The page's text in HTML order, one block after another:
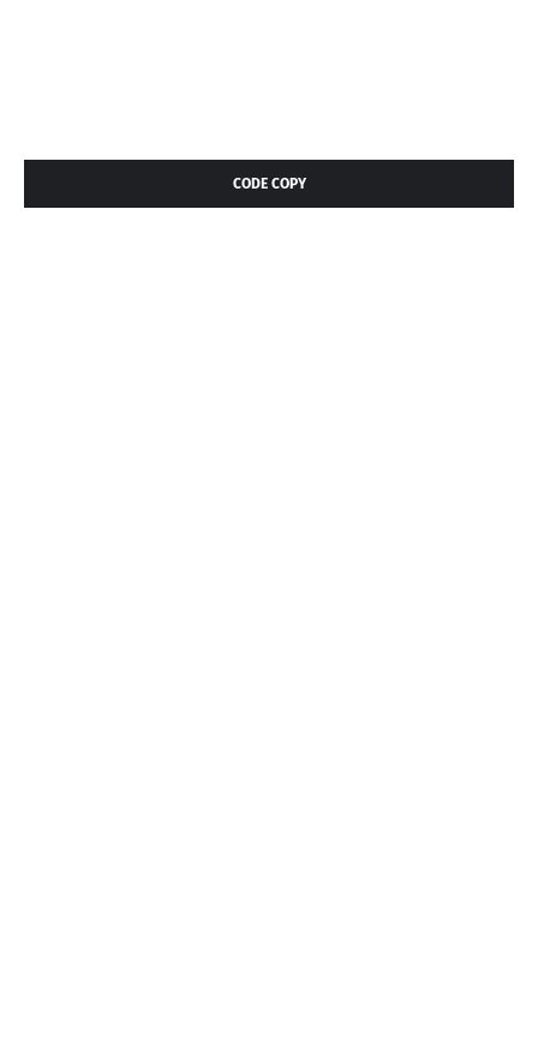
CODE COPY